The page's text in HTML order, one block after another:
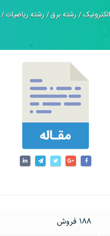
/رشته برق/رشته ریاضیات/
188 فروش